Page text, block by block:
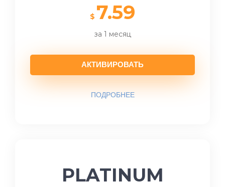
$ 7.59
за 1 месяц
АКТИВИРОВАТЬ
ПОДРОБНЕЕ
PLATINUM